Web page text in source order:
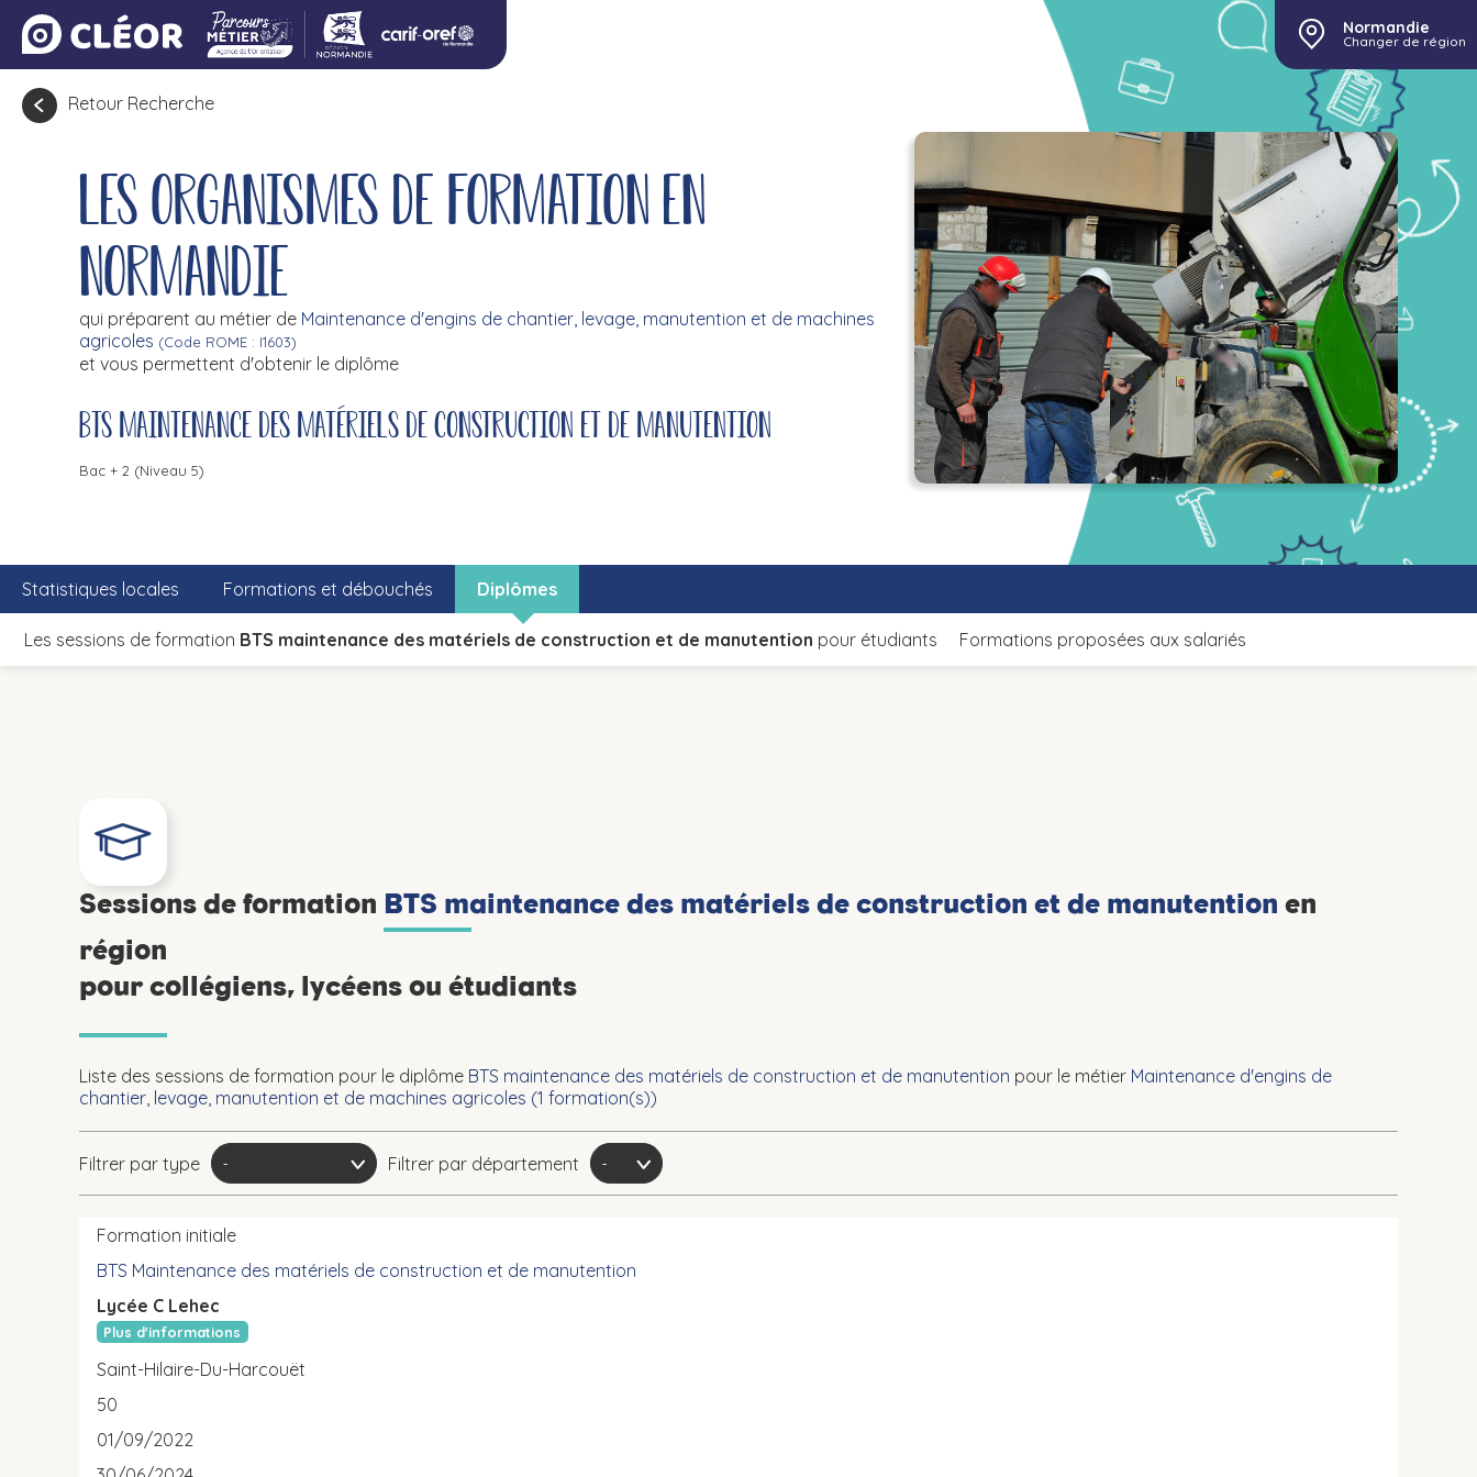
Normandie
Changer de région
Retour Recherche
Les organismes de formation en
Normandie
qui préparent au métier de Maintenance d'engins de chantier, levage, manutention et de machines
agricoles (Code ROME : I1603)
et vous permettent d'obtenir le diplôme
BTS maintenance des matériels de construction et de manutention
Bac + 2 (Niveau 5)
Statistiques locales Formations et débouchés Diplômes
Les sessions de formation BTS maintenance des matériels de construction et de manutention pour étudiants Formations proposées aux salariés
Sessions de formation BTS maintenance des matériels de construction et de manutention en
région
pour collégiens, lycéens ou étudiants
Liste des sessions de formation pour le diplôme BTS maintenance des matériels de construction et de manutention pour le métier Maintenance d'engins de
chantier, levage, manutention et de machines agricoles (1 formation(s))
Filtrer par type Filtrer par département
Formation initiale
BTS Maintenance des matériels de construction et de manutention
Lycée C Lehec
Plus d'informations
Saint-Hilaire-Du-Harcouët
50
01/09/2022